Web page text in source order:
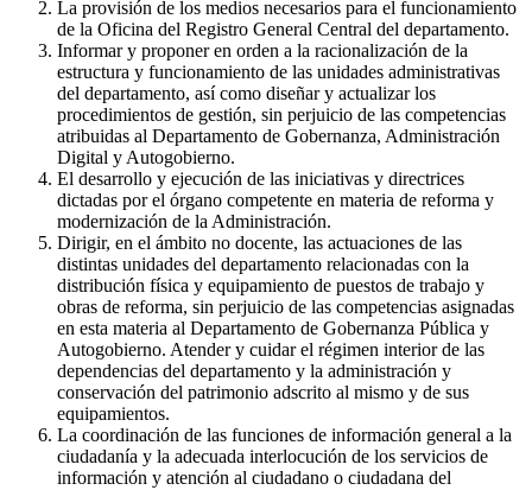
La provisión de los medios necesarios para el funcionamiento
de la Oficina del Registro General Central del departamento.
Informar y proponer en orden a la racionalización de la
estructura y funcionamiento de las unidades administrativas
del departamento, así como diseñar y actualizar los
procedimientos de gestión, sin perjuicio de las competencias
atribuidas al Departamento de Gobernanza, Administración
Digital y Autogobierno.
El desarrollo y ejecución de las iniciativas y directrices
dictadas por el órgano competente en materia de reforma y
modernización de la Administración.
Dirigir, en el ámbito no docente, las actuaciones de las
distintas unidades del departamento relacionadas con la
distribución física y equipamiento de puestos de trabajo y
obras de reforma, sin perjuicio de las competencias asignadas
en esta materia al Departamento de Gobernanza Pública y
Autogobierno. Atender y cuidar el régimen interior de las
dependencias del departamento y la administración y
conservación del patrimonio adscrito al mismo y de sus
equipamientos.
La coordinación de las funciones de información general a la
ciudadanía y la adecuada interlocución de los servicios de
información y atención al ciudadano o ciudadana del